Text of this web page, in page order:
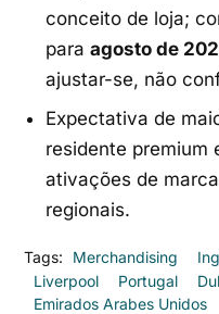
conceito de loja;
paraagosto de
ajustar-se, não
Expectativa de
residente premium
ativações de
regionais.
Tags: Merchandising
Liverpool
Portugal
Emirados Arabes Unidos